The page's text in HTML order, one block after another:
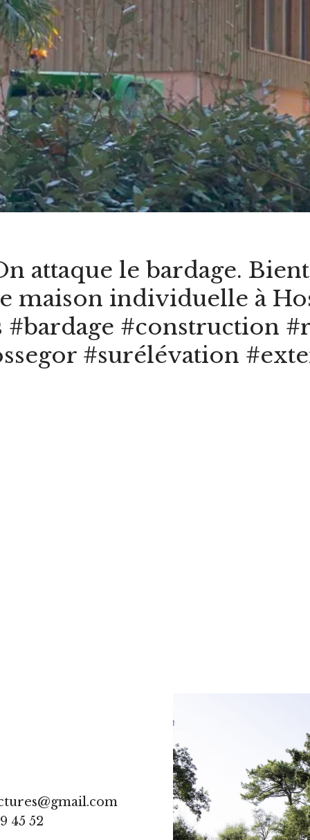
attaque le bardage.
maison individuelle à
#construction
#surélévation
45 52